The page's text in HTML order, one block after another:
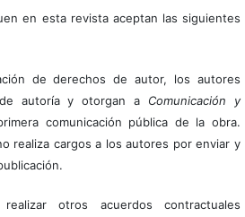
en esta revista aceptan las siguientes
de derechos de autor, los autores
autoría y otorgan a Comunicación y
comunicación pública de la obra.
realiza cargos a los autores por enviar y
otros acuerdos contractuales